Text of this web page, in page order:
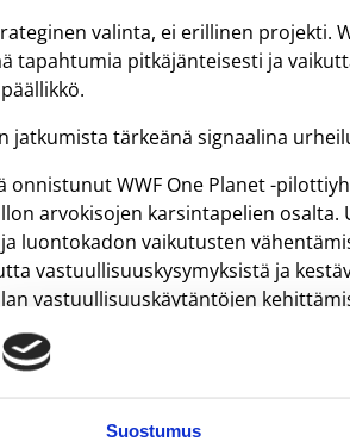
Suostumus
valinta, ei erillinen projekti.
tapahtumia pitkäjänteisesti ja
jatkumista tärkeänä signaalina
onnistunut WWF One Planet -
arvokisojen karsintapelien
luontokadon vaikutusten
vastuullisuuskysymyksistä ja
vastuullisuuskäytäntöjen
arvokisojen ottelutapahtumien
kehitystyöstä, jota WWF One
Jari Luukkonen.